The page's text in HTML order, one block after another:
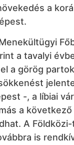
a
a tavalyi
a görög
-, a líbiai
a
A
is